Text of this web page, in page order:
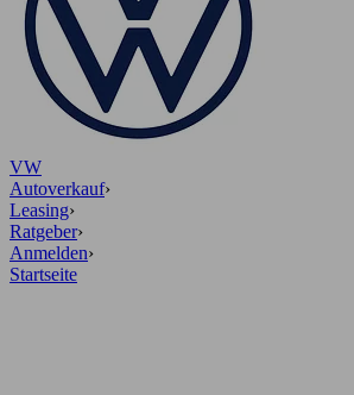
VW
Autoverkauf›
Leasing›
Ratgeber›
Anmelden›
Startseite